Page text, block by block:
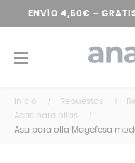
ENVÍO 4,50€ - GRATIS
Navegación
☰
Inicio Repuestos
Asas para ollas
Asa para olla Magefesa